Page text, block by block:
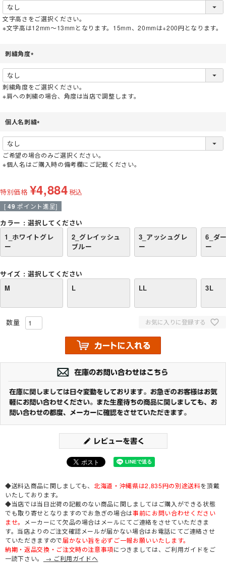
須
)
文字高さをご選択ください。
※文字高は12mm～13mmとなります。15mm、20mmは+200円となります。
刺繍角度
須
)
刺繍角度をご選択ください。
※肩への刺繍の場合、角度は当店で調整します。
個人名刺繍
須
)
ご希望の場合のみご選択ください。
※個人名はご購入時の備考欄にご記載ください。
特別価格 ¥4,884税込
[ 49 ポイント進呈]
カラー
選択してください
1_ホワイトグレ
ー
2_グレイッシュ
ブルー
3_アッシュグレ
ー
6_ダ
ー
サイズ
選択してください
M
L LL 3L
お気に入りに登録する
◆送料込商品に関しましても、北海道・沖縄県は2,835円の別途送料を頂戴
いたしております。
◆当店では当日出荷の記載のない商品に関しましてはご購入ができる状態
でも取り寄せとなりますのでお急ぎの場合は事前にお問い合わせください
ませ。
メーカーにて欠品の場合はメールにてご連絡をさせていただきま
す。当店よりのご注文確認メールが届かない場合はお電話にてご連絡させ
ていただきますので届かない旨を必ずご一報お願いいたします。
納期・返品交換・ご注文時の注意事項につきましては、ご利用ガイドをご
一読下さい。
→ ご利用ガイドへ